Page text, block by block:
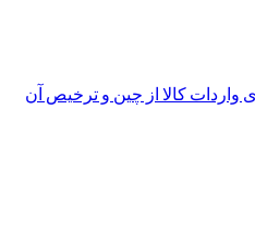
واردات کالا از چین و ترخیص آن